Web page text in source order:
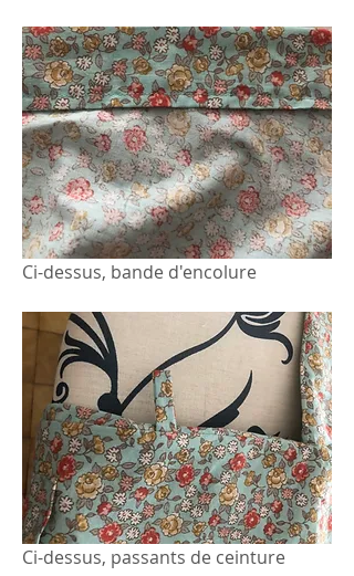
Ci-dessus, bande d'encolure
Ci-dessus, passants de ceinture